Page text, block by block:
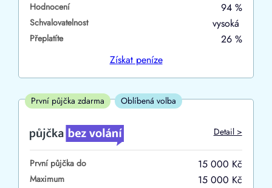
ano
ne
ano
ne
V exekuci
ano
ne
Hodnocení 94 %
Schvalovatelnost vysoká
Přeplatíte
26 %
Získatpeníze
První půjčka zdarma Oblíbená volba
Detail >
První půjčka do 15 000 Kč
Maximum 15 000 Kč